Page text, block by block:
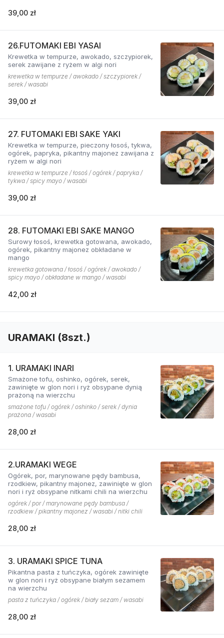
39,00 zł
26.FUTOMAKI EBI YASAI
Krewetka w tempurze, awokado, szczypiorek,
serek zawijane z ryżem w algi nori
krewetka w tempurze / awokado / szczypiorek /
serek / wasabi
39,00 zł
27. FUTOMAKI EBI SAKE YAKI
Krewetka w tempurze, pieczony łosoś, tykwa,
ogórek, papryka, pikantny majonez zawijana z
ryżem w algi nori
krewetka w tempurze / łosoś / ogórek / papryka /
tykwa / spicy mayo / wasabi
39,00 zł
28. FUTOMAKI EBI SAKE MANGO
Surowy łosoś, krewetka gotowana, awokado,
ogórek, pikantny majonez obkładane w
mango
krewetka gotowana / łosoś / ogórek / awokado /
spicy mayo / obkładane w mango / wasabi
42,00 zł
URAMAKI (8szt.)
1. URAMAKI INARI
Smażone tofu, oshinko, ogórek, serek,
zawinięte w glon nori i ryż obsypane dynią
prażoną na wierzchu
smażone tofu / ogórek / oshinko / serek / dynia
prażona / wasabi
28,00 zł
2.URAMAKI WEGE
Ogórek, por, marynowane pędy bambusa,
rzodkiew, pikantny majonez, zawinięte w glon
nori i ryż obsypane nitkami chili na wierzchu
ogórek / por / marynowane pędy bambusa /
rzodkiew / pikantny majonez / wasabi / nitki chili
28,00 zł
3. URAMAKI SPICE TUNA
Pikantna pasta z tuńczyka, ogórek zawinięte
w glon nori i ryż obsypane białym sezamem
na wierzchu
pasta z tuńczyka / ogórek / biały sezam / wasabi
28,00 zł